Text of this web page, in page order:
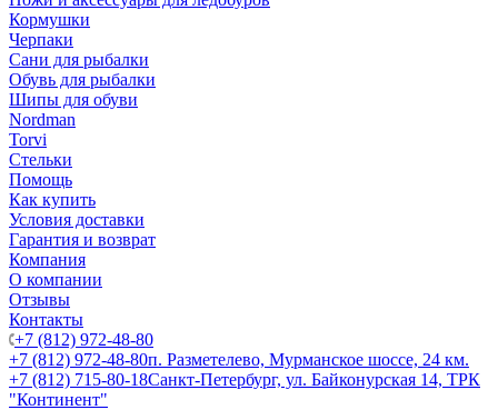
Кормушки
Черпаки
Сани для рыбалки
Обувь для рыбалки
Шипы для обуви
Nordman
Torvi
Стельки
Помощь
Как купить
Условия доставки
Гарантия и возврат
Компания
О компании
Отзывы
Контакты
+7 (812) 972-48-80
+7 (812) 972-48-80п. Разметелево, Мурманское шоссе, 24 км.
+7 (812) 715-80-18Санкт-Петербург, ул. Байконурская 14, ТРК
"Континент"